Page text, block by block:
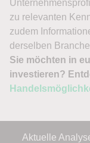
zu relevanten
zudem
derselben
Sie möchten in
investieren?
Aktuelle